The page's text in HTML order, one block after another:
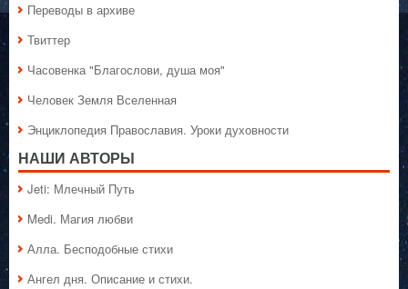
Переводы в архиве
Твиттер
Часовенка "Благослови, душа моя"
Человек Земля Вселенная
Энциклопедия Православия. Уроки духовности
НАШИ АВТОРЫ
Jeti: Млечный Путь
Medi. Магия любви
Алла. Бесподобные стихи
Ангел дня. Описание и стихи.